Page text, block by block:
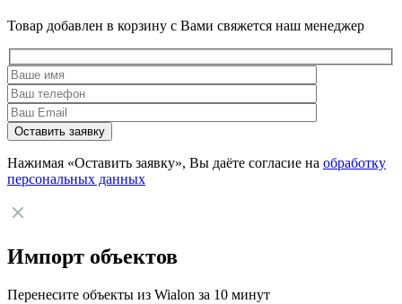
Товар добавлен в корзину с Вами свяжется наш менеджер
Нажимая «Оставить заявку», Вы даёте согласие на обработку
персональных данных
Импорт объектов
Перенесите объекты из Wialon за 10 минут